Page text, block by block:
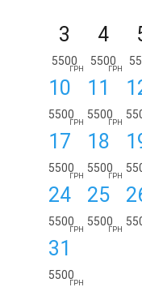
3
5500
ГРН
4
5500
ГРН
10
5500
ГРН
11
5500
ГРН
17
5500
ГРН
18
5500
ГРН
24
5500
ГРН
25
5500
ГРН
31
5500
ГРН